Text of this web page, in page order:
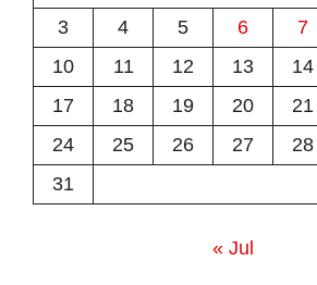
3
4 5 6 7
10
11 12 13 14
17
18 19 20 21
24
25 26 27 28
31
« Jul